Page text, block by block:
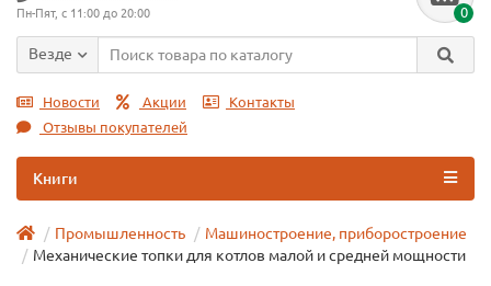
Пн-Пят, с 11:00 до 20:00 0
Везде
Новости Акции
Контакты
Отзывы покупателей
Книги
Промышленность
Машиностроение, приборостроение
Механические топки для котлов малой и средней мощности